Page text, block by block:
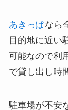
あきっぱなら
目的地に近い
可能なので利
で貸し出し時
駐車場が不安